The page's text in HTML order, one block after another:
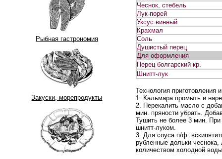
Рыбная гастрономия
Закуски, морепродукты
Чеснок, стебель
Лук-порей
Уксус винный
Крахмал
Соль
Душистый перец
Для оформления
Перец болгарский кр.
Шнитт-лук
Технология приготовления
1. Кальмара промыть и
2. Перекалить масло с
мин. пряности убрать.
Тушить не более 3 мин. При
шнитт-луком.
3. Для соуса п/ф:
рубленные дольки
количеством холодной